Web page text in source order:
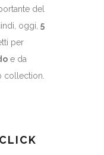
del
oggi, 5
per
e da
collection.